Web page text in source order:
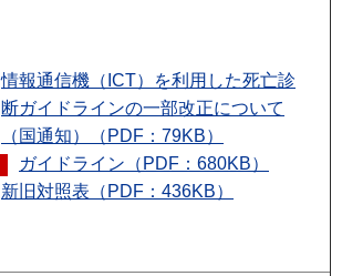
情報通信機（ICT）を利用した死亡診
断ガイドラインの一部改正について
（国通知）（PDF：79KB）
ガイドライン（PDF：680KB）
新旧対照表（PDF：436KB）